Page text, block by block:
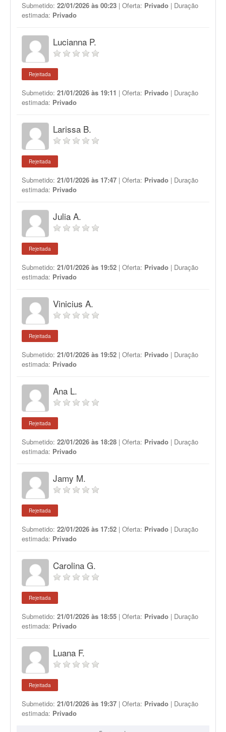
Submetido: 22/01/2026 às 00:23 | Oferta: Privado | Duração
estimada: Privado
Lucianna P.
Rejeitada
Submetido: 21/01/2026 às 19:11 | Oferta: Privado | Duração
estimada: Privado
Larissa B.
Rejeitada
Submetido: 21/01/2026 às 17:47 | Oferta: Privado | Duração
estimada: Privado
Julia A.
Rejeitada
Submetido: 21/01/2026 às 19:52 | Oferta: Privado | Duração
estimada: Privado
Vinicius A.
Rejeitada
Submetido: 21/01/2026 às 19:52 | Oferta: Privado | Duração
estimada: Privado
Ana L.
Rejeitada
Submetido: 22/01/2026 às 18:28 | Oferta: Privado | Duração
estimada: Privado
Jamy M.
Rejeitada
Submetido: 22/01/2026 às 17:52 | Oferta: Privado | Duração
estimada: Privado
Carolina G.
Rejeitada
Submetido: 21/01/2026 às 18:55 | Oferta: Privado | Duração
estimada: Privado
Luana F.
Rejeitada
Submetido: 21/01/2026 às 19:37 | Oferta: Privado | Duração
estimada: Privado